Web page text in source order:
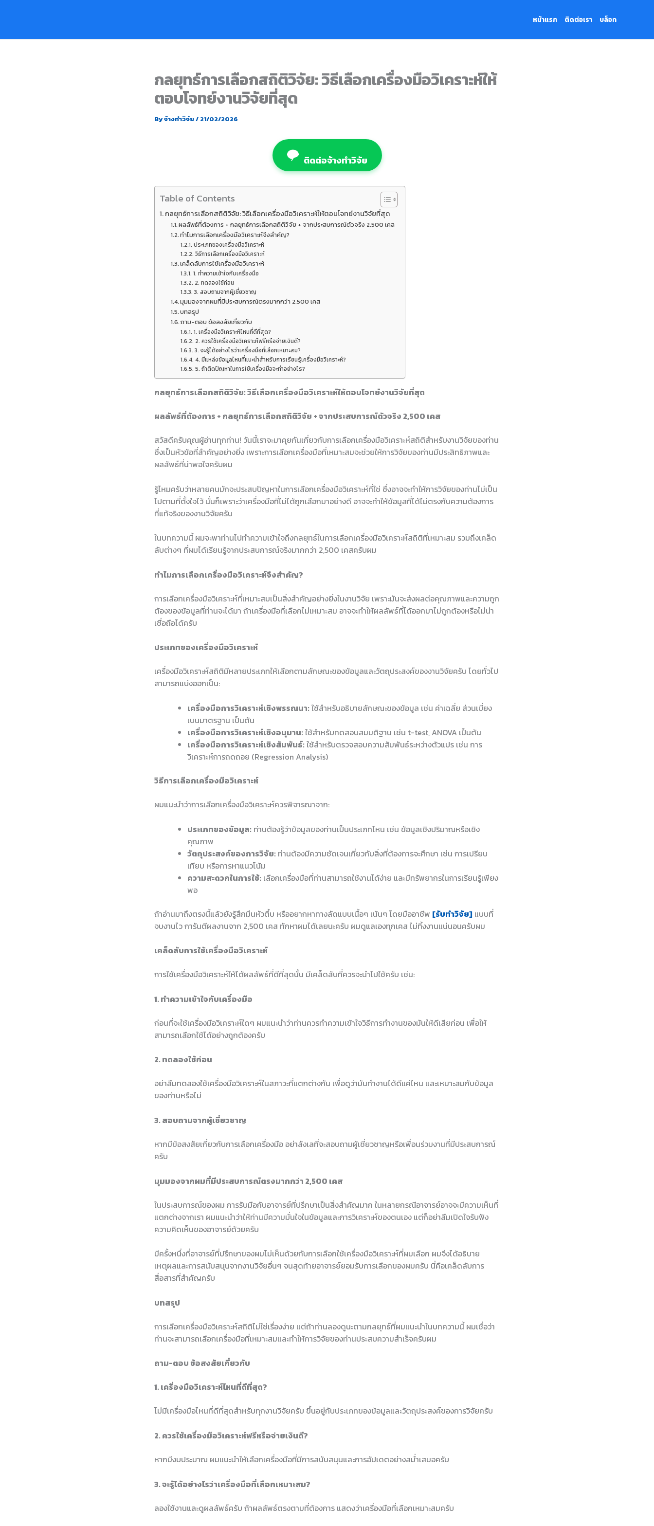
หน้าแรก ติดต่อเรา บล็อก
กลยุทธ์การเลือกสถิติวิจัย: วิธีเลือกเครื่องมือวิเคราะห์ให้
ตอบโจทย์งานวิจัยที่สุด
Byจ้างทำวิจัย/ 21/02/2026
ติดต่อจ้างทำวิจัย
Table of Contents
กลยุทธ์การเลือกสถิติวิจัย: วิธีเลือกเครื่องมือวิเคราะห์ให้ตอบโจทย์งานวิจัยที่สุด
ผลลัพธ์ที่ต้องการ + กลยุทธ์การเลือกสถิติวิจัย + จากประสบการณ์ตัวจริง 2,500 เคส
ทำไมการเลือกเครื่องมือวิเคราะห์จึงสำคัญ?
ประเภทของเครื่องมือวิเคราะห์
วิธีการเลือกเครื่องมือวิเคราะห์
เคล็ดลับการใช้เครื่องมือวิเคราะห์
1. ทำความเข้าใจกับเครื่องมือ
2. ทดลองใช้ก่อน
3. สอบถามจากผู้เชี่ยวชาญ
มุมมองจากผมที่มีประสบการณ์ตรงมากกว่า 2,500 เคส
บทสรุป
ถาม-ตอบ ข้อสงสัยเกี่ยวกับ
1. เครื่องมือวิเคราะห์ไหนที่ดีที่สุด?
2. ควรใช้เครื่องมือวิเคราะห์ฟรีหรือจ่ายเงินดี?
3. จะรู้ได้อย่างไรว่าเครื่องมือที่เลือกเหมาะสม?
4. มีแหล่งข้อมูลไหนที่แนะนำสำหรับการเรียนรู้เครื่องมือวิเคราะห์?
5. ถ้าติดปัญหาในการใช้เครื่องมือจะทำอย่างไร?
กลยุทธ์การเลือกสถิติวิจัย: วิธีเลือกเครื่องมือวิเคราะห์ให้ตอบโจทย์งานวิจัยที่สุด
ผลลัพธ์ที่ต้องการ + กลยุทธ์การเลือกสถิติวิจัย + จากประสบการณ์ตัวจริง 2,500 เคส
สวัสดีครับคุณผู้อ่านทุกท่าน! วันนี้เราจะมาคุยกันเกี่ยวกับการเลือกเครื่องมือวิเคราะห์สถิติสำหรับงานวิจัยของท่าน
ซึ่งเป็นหัวข้อที่สำคัญอย่างยิ่ง เพราะการเลือกเครื่องมือที่เหมาะสมจะช่วยให้การวิจัยของท่านมีประสิทธิภาพและ
ผลลัพธ์ที่น่าพอใจครับผม
รู้ไหมครับว่าหลายคนมักจะประสบปัญหาในการเลือกเครื่องมือวิเคราะห์ที่ใช่ ซึ่งอาจจะทำให้การวิจัยของท่านไม่เป็น
ไปตามที่ตั้งใจไว้ นั่นก็เพราะว่าเครื่องมือที่ไม่ได้ถูกเลือกมาอย่างดี อาจจะทำให้ข้อมูลที่ได้ไม่ตรงกับความต้องการ
ที่แท้จริงของงานวิจัยครับ
ในบทความนี้ ผมจะพาท่านไปทำความเข้าใจถึงกลยุทธ์ในการเลือกเครื่องมือวิเคราะห์สถิติที่เหมาะสม รวมถึงเคล็ด
ลับต่างๆ ที่ผมได้เรียนรู้จากประสบการณ์จริงมากกว่า 2,500 เคสครับผม
ทำไมการเลือกเครื่องมือวิเคราะห์จึงสำคัญ?
การเลือกเครื่องมือวิเคราะห์ที่เหมาะสมเป็นสิ่งสำคัญอย่างยิ่งในงานวิจัย เพราะมันจะส่งผลต่อคุณภาพและความถูก
ต้องของข้อมูลที่ท่านจะได้มา ถ้าเครื่องมือที่เลือกไม่เหมาะสม อาจจะทำให้ผลลัพธ์ที่ได้ออกมาไม่ถูกต้องหรือไม่น่า
เชื่อถือได้ครับ
ประเภทของเครื่องมือวิเคราะห์
เครื่องมือวิเคราะห์สถิติมีหลายประเภทให้เลือกตามลักษณะของข้อมูลและวัตถุประสงค์ของงานวิจัยครับ โดยทั่วไป
สามารถแบ่งออกเป็น:
เครื่องมือการวิเคราะห์เชิงพรรณนา: ใช้สำหรับอธิบายลักษณะของข้อมูล เช่น ค่าเฉลี่ย ส่วนเบี่ยง
เบนมาตรฐาน เป็นต้น
เครื่องมือการวิเคราะห์เชิงอนุมาน: ใช้สำหรับทดสอบสมมติฐาน เช่น t-test, ANOVA เป็นต้น
เครื่องมือการวิเคราะห์เชิงสัมพันธ์: ใช้สำหรับตรวจสอบความสัมพันธ์ระหว่างตัวแปร เช่น การ
วิเคราะห์การถดถอย (Regression Analysis)
วิธีการเลือกเครื่องมือวิเคราะห์
ผมแนะนำว่าการเลือกเครื่องมือวิเคราะห์ควรพิจารณาจาก:
ประเภทของข้อมูล: ท่านต้องรู้ว่าข้อมูลของท่านเป็นประเภทไหน เช่น ข้อมูลเชิงปริมาณหรือเชิง
คุณภาพ
วัตถุประสงค์ของการวิจัย: ท่านต้องมีความชัดเจนเกี่ยวกับสิ่งที่ต้องการจะศึกษา เช่น การเปรียบ
เทียบ หรือการหาแนวโน้ม
ความสะดวกในการใช้: เลือกเครื่องมือที่ท่านสามารถใช้งานได้ง่าย และมีทรัพยากรในการเรียนรู้เพียง
พอ
ถ้าอ่านมาถึงตรงนี้แล้วยังรู้สึกมึนหัวตึ้บ หรืออยากหาทางลัดแบบเนื้อๆ เน้นๆ โดยมืออาชีพ [รับทำวิจัย] แบบที่
จบงานไว การันตีผลงานจาก 2,500 เคส ทักหาผมได้เลยนะครับ ผมดูแลเองทุกเคส ไม่ทิ้งงานแน่นอนครับผม
เคล็ดลับการใช้เครื่องมือวิเคราะห์
การใช้เครื่องมือวิเคราะห์ให้ได้ผลลัพธ์ที่ดีที่สุดนั้น มีเคล็ดลับที่ควรจะนำไปใช้ครับ เช่น:
1. ทำความเข้าใจกับเครื่องมือ
ก่อนที่จะใช้เครื่องมือวิเคราะห์ใดๆ ผมแนะนำว่าท่านควรทำความเข้าใจวิธีการทำงานของมันให้ดีเสียก่อน เพื่อให้
สามารถเลือกใช้ได้อย่างถูกต้องครับ
2. ทดลองใช้ก่อน
อย่าลืมทดลองใช้เครื่องมือวิเคราะห์ในสภาวะที่แตกต่างกัน เพื่อดูว่ามันทำงานได้ดีแค่ไหน และเหมาะสมกับข้อมูล
ของท่านหรือไม่
3. สอบถามจากผู้เชี่ยวชาญ
หากมีข้อสงสัยเกี่ยวกับการเลือกเครื่องมือ อย่าลังเลที่จะสอบถามผู้เชี่ยวชาญหรือเพื่อนร่วมงานที่มีประสบการณ์
ครับ
มุมมองจากผมที่มีประสบการณ์ตรงมากกว่า 2,500 เคส
ในประสบการณ์ของผม การรับมือกับอาจารย์ที่ปรึกษาเป็นสิ่งสำคัญมาก ในหลายกรณีอาจารย์อาจจะมีความเห็นที่
แตกต่างจากเรา ผมแนะนำว่าให้ท่านมีความมั่นใจในข้อมูลและการวิเคราะห์ของตนเอง แต่ก็อย่าลืมเปิดใจรับฟัง
ความคิดเห็นของอาจารย์ด้วยครับ
มีครั้งหนึ่งที่อาจารย์ที่ปรึกษาของผมไม่เห็นด้วยกับการเลือกใช้เครื่องมือวิเคราะห์ที่ผมเลือก ผมจึงได้อธิบาย
เหตุผลและการสนับสนุนจากงานวิจัยอื่นๆ จนสุดท้ายอาจารย์ยอมรับการเลือกของผมครับ นี่คือเคล็ดลับการ
สื่อสารที่สำคัญครับ
บทสรุป
การเลือกเครื่องมือวิเคราะห์สถิติไม่ใช่เรื่องง่าย แต่ถ้าท่านลองดูนะตามกลยุทธ์ที่ผมแนะนำในบทความนี้ ผมเชื่อว่า
ท่านจะสามารถเลือกเครื่องมือที่เหมาะสมและทำให้การวิจัยของท่านประสบความสำเร็จครับผม
ถาม-ตอบ ข้อสงสัยเกี่ยวกับ
1. เครื่องมือวิเคราะห์ไหนที่ดีที่สุด?
ไม่มีเครื่องมือไหนที่ดีที่สุดสำหรับทุกงานวิจัยครับ ขึ้นอยู่กับประเภทของข้อมูลและวัตถุประสงค์ของการวิจัยครับ
2. ควรใช้เครื่องมือวิเคราะห์ฟรีหรือจ่ายเงินดี?
หากมีงบประมาณ ผมแนะนำให้เลือกเครื่องมือที่มีการสนับสนุนและการอัปเดตอย่างสม่ำเสมอครับ
3. จะรู้ได้อย่างไรว่าเครื่องมือที่เลือกเหมาะสม?
ลองใช้งานและดูผลลัพธ์ครับ ถ้าผลลัพธ์ตรงตามที่ต้องการ แสดงว่าเครื่องมือที่เลือกเหมาะสมครับ